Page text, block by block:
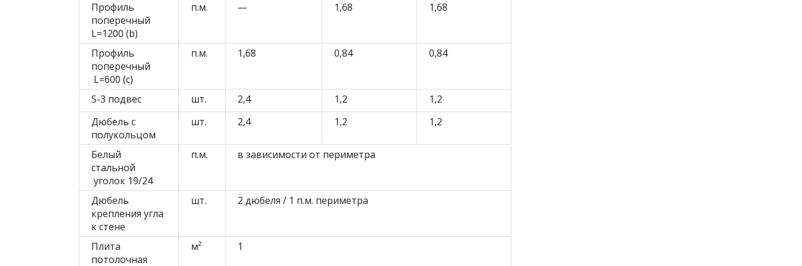
Профиль
поперечный
L=1200 (b)
п.м. — 1,68 1,68
Профиль
поперечный
L=600 (с)
п.м. 1,68 0,84 0,84
S-3 подвес шт. 2,4 1,2
1,2
Дюбель с
полукольцом
шт. 2,4 1,2 1,2
Белый
стальной
уголок 19/24
п.м. в зависимости от периметра
Дюбель
крепления угла
к стене
шт. 2 дюбеля / 1 п.м. периметра
Плита
потолочная
м² 1